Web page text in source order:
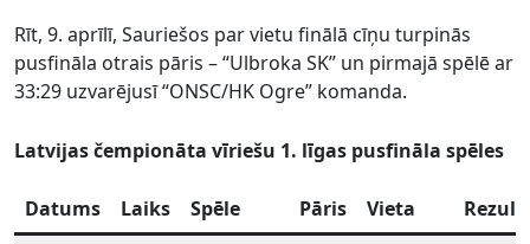
Rīt, 9. aprīlī, Sauriešos par vietu finālā cīņu turpinās
pusfināla otrais pāris – “Ulbroka SK” un pirmajā spēlē ar
33:29 uzvarējusī “ONSC/HK Ogre” komanda.
Latvijas čempionāta vīriešu 1. līgas pusfināla spēles
Datums Laiks Spēle Pāris Vieta